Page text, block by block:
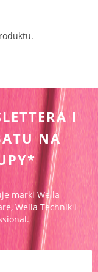
I
NA
marki Wella
Wella Technik i